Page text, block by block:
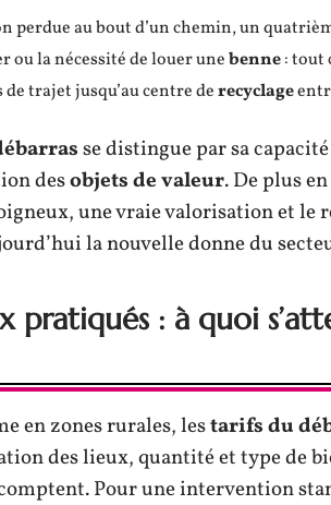
perdue au bout d’un chemin, un
ou la nécessité de louer unebenne: tout
de trajet jusqu’au centre derecyclage
se distingue par sa
desobjets de valeur. De plus
une vraie valorisation et le
la nouvelle donne du
pratiqués : à quoi
en zones rurales, lestarifs du
des lieux, quantité et type de
Pour une intervention